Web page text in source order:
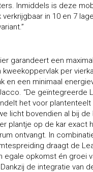
Inmiddels is deze
verkrijgbaar in 10 en 7
garandeert een
kweekoppervlak per
en een minimaal
“De geïntegreerde
het voor
licht bovendien al bij de
plantje op de kar exact
ontvangt. In
draagt de
egale opkomst én groei
de integratie van